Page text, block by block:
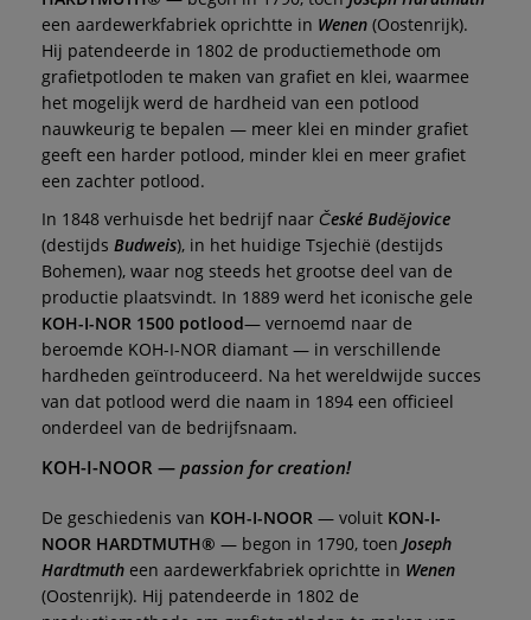
een aardewerkfabriek oprichtte in Wenen (Oostenrijk).
Hij patendeerde in 1802 de productiemethode om
grafietpotloden te maken van grafiet en klei, waarmee
het mogelijk werd de hardheid van een potlood
nauwkeurig te bepalen — meer klei en minder grafiet
geeft een harder potlood, minder klei en meer grafiet
een zachter potlood.
In 1848 verhuisde het bedrijf naar České Budějovice
(destijds Budweis), in het huidige Tsjechië (destijds
Bohemen), waar nog steeds het grootse deel van de
productie plaatsvindt. In 1889 werd het iconische gele
KOH-I-NOR 1500 potlood— vernoemd naar de
beroemde KOH-I-NOR diamant — in verschillende
hardheden geïntroduceerd. Na het wereldwijde succes
van dat potlood werd die naam in 1894 een officieel
onderdeel van de bedrijfsnaam.
KOH-I-NOOR — passion for creation!
De geschiedenis van KOH-I-NOOR — voluit KON-I-
NOOR HARDTMUTH® — begon in 1790, toen Joseph
Hardtmuth een aardewerkfabriek oprichtte in Wenen
(Oostenrijk). Hij patendeerde in 1802 de